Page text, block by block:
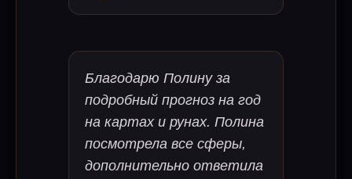
Благодарю Полину за
подробный прогноз на год
на картах и рунах. Полина
посмотрела все сферы,
дополнительно ответила